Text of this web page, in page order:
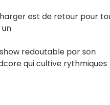
est de retour pour
redoutable par son
qui cultive rythmiques